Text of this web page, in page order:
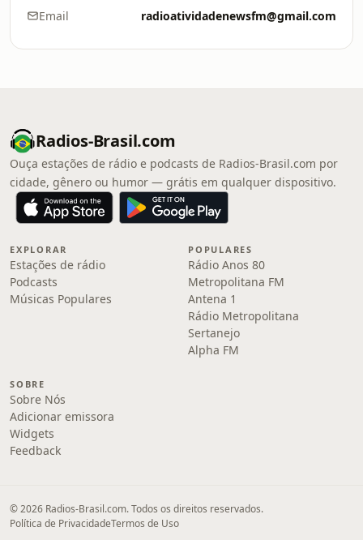
Email radioatividadenewsfm@gmail.com
Radios-Brasil.com
Ouça estações de rádio e podcasts de Radios-Brasil.com por
cidade, gênero ou humor — grátis em qualquer dispositivo.
EXPLORAR
Estações de rádio
Podcasts
Músicas Populares
POPULARES
Rádio Anos 80
Metropolitana FM
Antena 1
Rádio Metropolitana
Sertanejo
Alpha FM
SOBRE
Sobre Nós
Adicionar emissora
Widgets
Feedback
© 2026 Radios-Brasil.com. Todos os direitos reservados.
Política de PrivacidadeTermos de Uso